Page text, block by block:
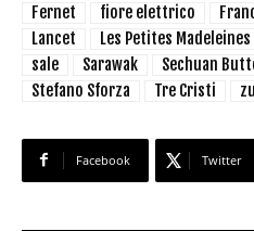
Fernet
fiore elettrico
Lancet
Les Petites Madeleines
sale
Sarawak Sechuan
Stefano Sforza
Tre Cristi
Facebook Twitter